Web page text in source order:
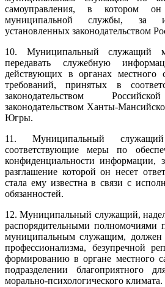
самоуправления, в котором
муниципальной службы, за
установленных законодательством
10. Муниципальный служащий
передавать служебную
действующих в органах местного
требований, принятых в
законодательством
законодательством Ханты-
Югры.
11. Муниципальный
соответствующие меры по
конфиденциальности информации,
разглашение которой он несет
стала ему известна в связи с
обязанностей.
12. Муниципальный служащий,
распорядительными
муниципальным служащим, должен
профессионализма, безупречной
формированию в органе местного
подразделении благоприятного
морально-психологического климата.